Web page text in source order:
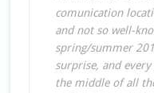
comunication
and not so well-
spring/summer
surprise, and
the middle of all